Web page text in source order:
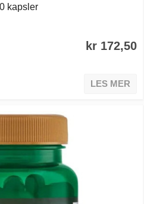
kapsler
kr 172,50
LES MER